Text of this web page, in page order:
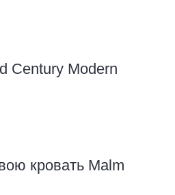
Century Modern
кровать Malm